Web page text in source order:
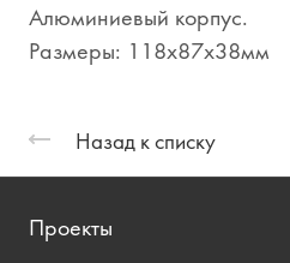
Алюминиевый корпус.
Размеры: 118x87x38мм
Назад к списку
Проекты